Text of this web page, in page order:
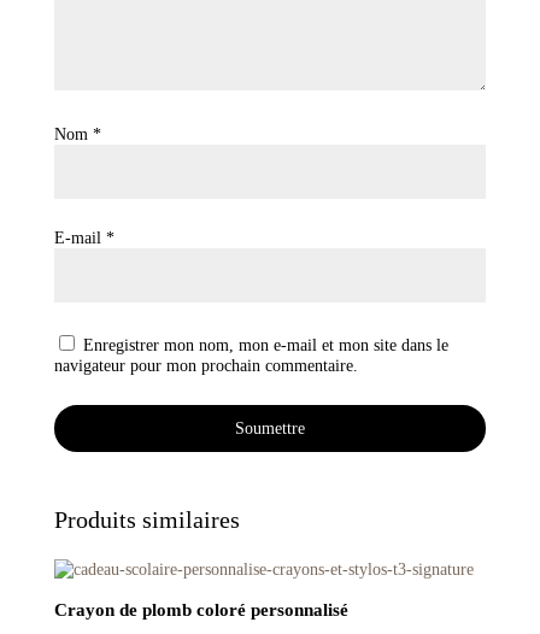
Nom *
E-mail *
Enregistrer mon nom, mon e-mail et mon site dans le
navigateur pour mon prochain commentaire.
Produits similaires
Crayon de plomb coloré personnalisé